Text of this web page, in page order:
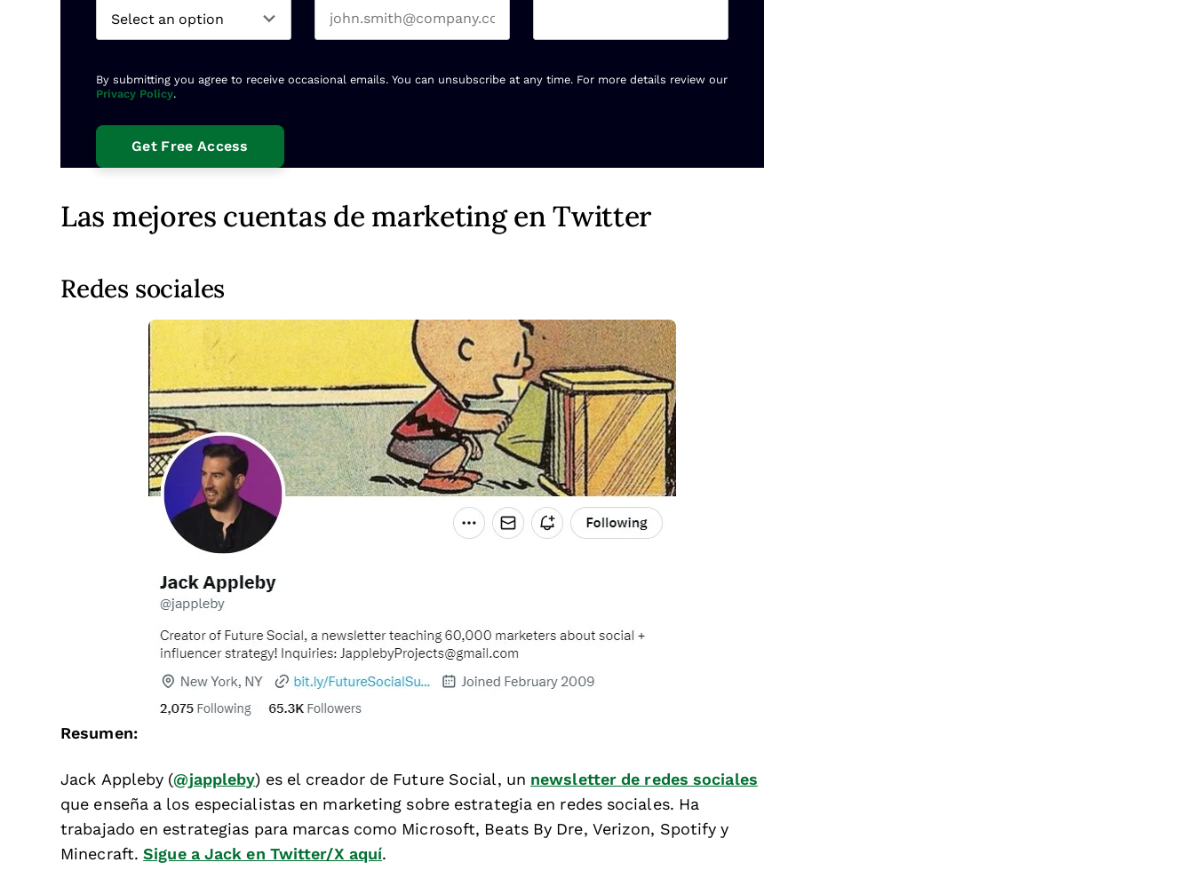
By submitting you agree to receive occasional emails. You can unsubscribe at any time. For more details review our
Privacy Policy.
Las mejores cuentas de marketing en Twitter
Redes sociales
Resumen:
Jack Appleby (@jappleby) es el creador de Future Social, un newsletter de redes sociales
que enseña a los especialistas en marketing sobre estrategia en redes sociales. Ha
trabajado en estrategias para marcas como Microsoft, Beats By Dre, Verizon, Spotify y
Minecraft.Sigue a Jack en Twitter/X aquí.